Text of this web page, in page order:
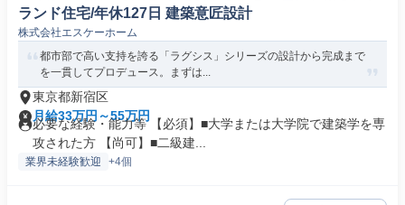
ランド住宅/年休127日 建築意匠設計
株式会社エスケーホーム
都市部で高い支持を誇る「ラグシス」シリーズの設計から完成まで
を一貫してプロデュース。まずは...
東京都新宿区
月給33万円～55万円
必要な経験・能力等 【必須】■大学または大学院で建築学を専
攻された方 【尚可】■二級建...
業界未経験歓迎 +4個